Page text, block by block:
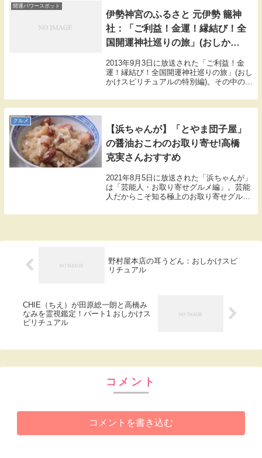
開運パワースポット
伊勢神宮のふるさと 元伊勢 籠神
社：「ご利益！金運！縁結び！全
国開運神社巡りの旅」(おしかけ
2013年9月3日に放送された「ご利益！金
運！縁結び！全国開運神社巡りの旅」(おし
かけスピリチュアルの特別編)。その中の
の旅 」の紹介。今年、20年に一度の式年
遷宮が行われる伊勢神宮。その伊勢神宮
グルメ
【浜ちゃんが】「とやま団子屋」
の醤油おこわのお取り寄せ!高橋
克実さんおすすめ
2021年8月5日に放送された「浜ちゃんが」
は「芸能人・お取り寄せグルメ編」。芸能
人だからこそ知る極上のお取り寄せグルメ
んおすすめの「とやま団子屋」の醤油おこ
野村屋本店の耳うどん：おしかけスピ
リチュアル
CHIE（ちえ）が田原総一朗と高橋み
なみを霊視鑑定！パート1 おしかけス
ピリチュアル
コメント
コメントを書き込む